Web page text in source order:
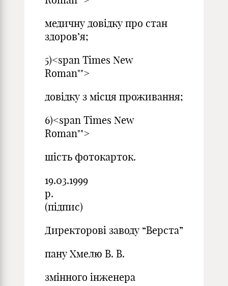
медичну довідку про стан
здоров’я;
5)<span Times New
Roman"">
довідку з місця проживання;
6)<span Times New
Roman"">
шість фотокарток.
19.03.1999
р.
(підпис)
Директорові заводу “Верста”
пану Хмелю В. В.
змінного інженера